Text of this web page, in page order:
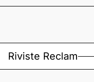
Riviste Reclam